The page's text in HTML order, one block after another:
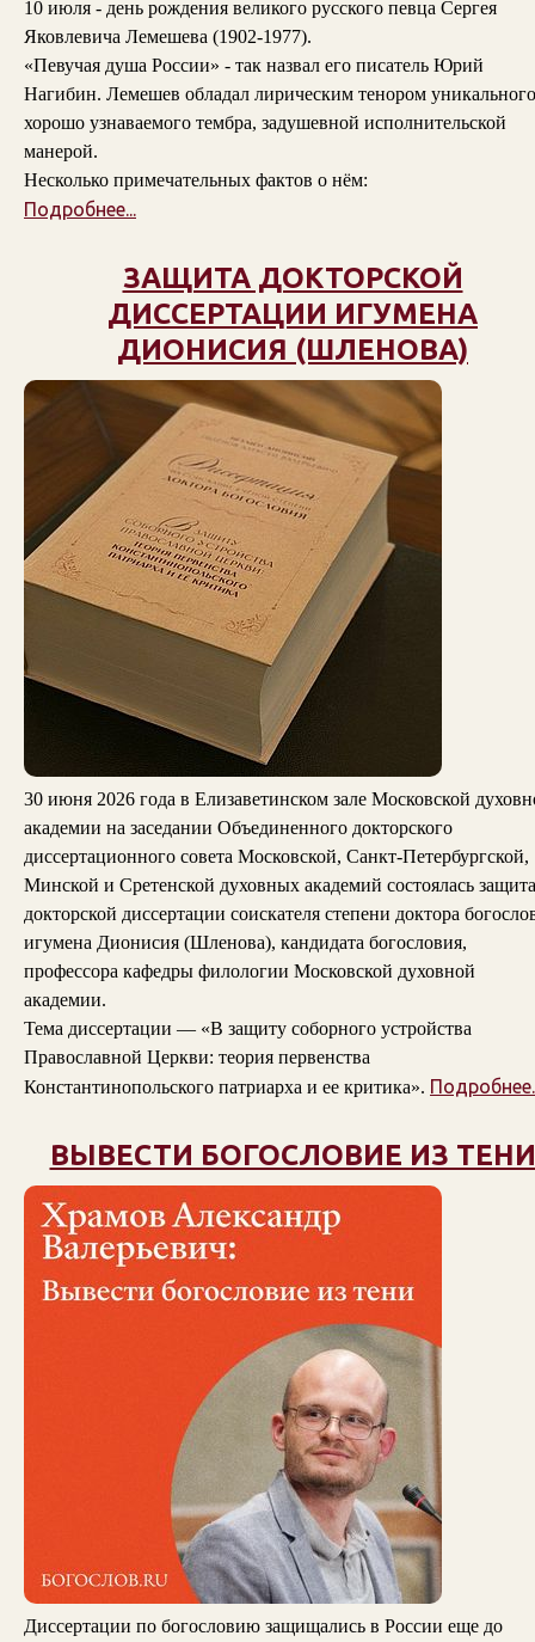
10 июля - день рождения великого русского певца Сергея
Яковлевича Лемешева (1902-1977).
«Певучая душа России» - так назвал его писатель Юрий
Нагибин. Лемешев обладал лирическим тенором
хорошо узнаваемого тембра, задушевной исполнительской
манерой.
Несколько примечательных фактов о нём:
Подробнее...
ЗАЩИТА ДОКТОРСКОЙ
ДИССЕРТАЦИИ ИГУМЕНА
ДИОНИСИЯ (ШЛЕНОВА)
30 июня 2026 года в Елизаветинском зале Московской
академии на заседании Объединенного докторского
диссертационного совета Московской, Санкт-Петербургской,
Минской и Сретенской духовных академий состоялась защита
докторской диссертации соискателя степени доктора
игумена Дионисия (Шленова), кандидата богословия,
профессора кафедры филологии Московской духовной
академии.
Тема диссертации — «В защиту соборного устройства
Православной Церкви: теория первенства
Константинопольского патриарха и ее критика».
ВЫВЕСТИ БОГОСЛОВИЕ ИЗ ТЕНИ
Диссертации по богословию защищались в России еще до